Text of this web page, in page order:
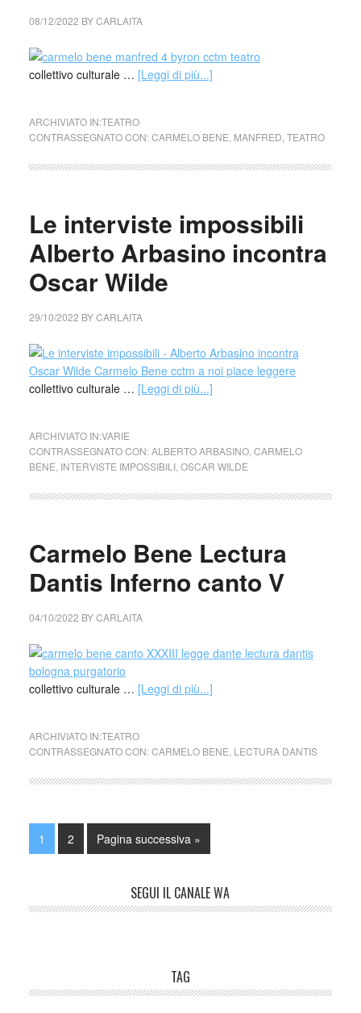
08/12/2022 BYCARLAITA
collettivo culturale … [Leggi di più...]
ARCHIVIATO IN:TEATRO
CONTRASSEGNATO CON:CARMELO BENE MANFRED TEATRO
Le interviste impossibili
Alberto Arbasino incontra
Oscar Wilde
29/10/2022 BYCARLAITA
collettivo culturale … [Leggi di più...]
ARCHIVIATO IN:VARIE
CONTRASSEGNATO CON:ALBERTO ARBASINO, CARMELO
BENE INTERVISTE IMPOSSIBILI, OSCAR WILDE
Carmelo Bene Lectura
Dantis Inferno canto V
04/10/2022 BYCARLAITA
collettivo culturale … [Leggi di più...]
ARCHIVIATO IN:TEATRO
CONTRASSEGNATO CON:CARMELO BENE LECTURA DANTIS
1 2 Pagina successiva »
SEGUI IL CANALE WA
TAG